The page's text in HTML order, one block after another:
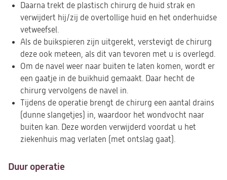
Daarna trekt de plastisch chirurg de huid strak en
verwijdert hij/zij de overtollige huid en het onderhuidse
vetweefsel.
Als de buikspieren zijn uitgerekt, verstevigt de chirurg
deze ook meteen, als dit van tevoren met u is overlegd.
Om de navel weer naar buiten te laten komen, wordt er
een gaatje in de buikhuid gemaakt. Daar hecht de
chirurg vervolgens de navel in.
Tijdens de operatie brengt de chirurg een aantal drains
(dunne slangetjes) in, waardoor het wondvocht naar
buiten kan. Deze worden verwijderd voordat u het
ziekenhuis mag verlaten (met ontslag gaat).
Duur operatie